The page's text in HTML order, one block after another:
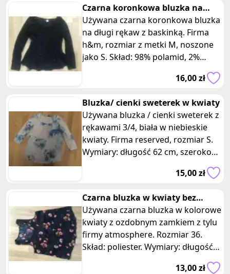
Czarna koronkowa bluzka na
długi rekaw z baskinką h&m
Używana czarna koronkowa bluzka
na długi rękaw z baskinką. Firma
h&m, rozmiar z metki M, noszone
jako S. Skład: 98% polamid, 2%
elastan. Wymiary: długość 54 cm,
komfort noszenia. Ta elegancka
bluzka dodaje szyku i kobiecego
uroku każdemu strojowi. Oto
szczegóły dotyczące tej bluzki: 1.
Stan: Bluzka jest w dobrym stanie,
noszona z dbałością. Nie ma
większych uszkodzeń ani plam. 2.
Wygodne rozmiary: Bluzka ma
rozmiar z metki M, ale była noszona
jako S. Proszę sprawdzić dokładne
wymiary, aby upewnić się, że pasują
do Twoich preferencji. Długość
bluzki wynosi około 54 cm,
szerokość mierzona na płasko to 32
16,00 zł
Bluzka/ cienki sweterek w kwiaty
Używana bluzka / cienki sweterek z
rękawami 3/4, biała w niebieskie
kwiaty. Firma reserved, rozmiar S.
Wymiary: długość 62 cm, szerokość
15,00 zł
Czarna bluzka w kwiaty bez
rękawów z zamkiem z tylu
Używana czarna bluzka w kolorowe
kwiaty z ozdobnym zamkiem z tylu
firmy atmosphere. Rozmiar 36.
Skład: poliester. Wymiary: długość
tył 59 cm, przód 63 cm, szerokość w
13,00 zł